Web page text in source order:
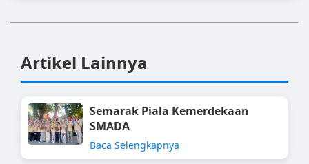
Artikel Lainnya
Semarak Piala Kemerdekaan
SMADA
Baca Selengkapnya